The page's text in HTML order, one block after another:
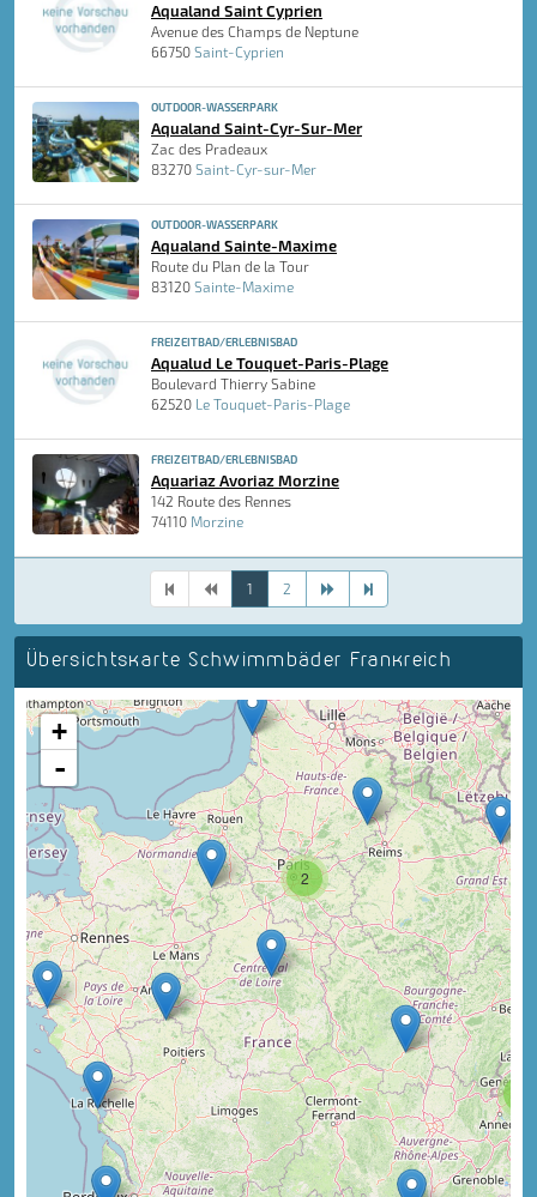
Aqualand Saint Cyprien
Avenue des Champs de Neptune
66750 Saint-Cyprien
OUTDOOR-WASSERPARK
Aqualand Saint-Cyr-Sur-Mer
Zac des Pradeaux
83270 Saint-Cyr-sur-Mer
OUTDOOR-WASSERPARK
Aqualand Sainte-Maxime
Route du Plan de la Tour
83120 Sainte-Maxime
FREIZEITBAD/ERLEBNISBAD
Aqualud Le Touquet-Paris-Plage
Boulevard Thierry Sabine
62520 Le Touquet-Paris-Plage
FREIZEITBAD/ERLEBNISBAD
Aquariaz Avoriaz Morzine
142 Route des Rennes
74110 Morzine
1 2
Übersichtskarte Schwimmbäder Frankreich
2
+
-